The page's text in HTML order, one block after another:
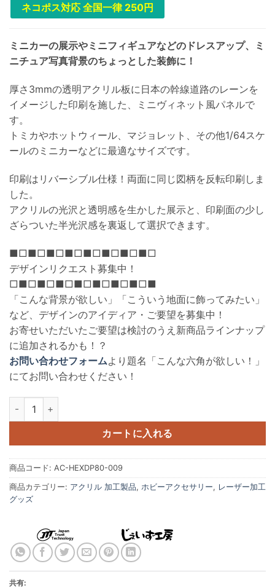
ネコポス対応 全国一律 250円
ミニカーの展示やミニフィギュアなどのドレスアップ、ミ
ニチュア写真背景のちょっとした装飾に！
厚さ3mmの透明アクリル板に日本の幹線道路のレーンを
イメージした印刷を施した、ミニヴィネット風パネルで
す。
トミカやホットウィール、マジョレット、その他1/64スケ
ールのミニカーなどに最適なサイズです。
印刷はリバーシブル仕様！両面に同じ図柄を反転印刷しま
した。
アクリルの光沢と透明感を生かした展示と、印刷面の少し
ざらついた半光沢感を裏返して選択できます。
■□■□■□■□■□■□■□■□
デザインリクエスト募集中！
□■□■□■□■□■□■□■□■
「こんな背景が欲しい」「こういう地面に飾ってみたい」
など、デザインのアイディア・ご要望を募集中！
お寄せいただいたご要望は検討のうえ新商品ラインナップ
に追加されるかも！？
お問い合わせフォームより題名「こんな六角が欲しい！」
にてお問い合わせください！
アクリル製 ミニカー展示用ディスプレイパネル 六角形 AC-
カートに入れる
商品コード: AC-HEXDP80-009
商品カテゴリー: アクリル 加工製品, ホビーアクセサリー, レーザー加工
グッズ
共有: